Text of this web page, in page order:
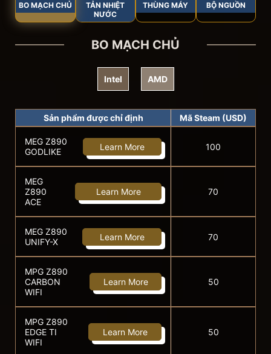
BO MẠCH CHỦ
TẢN NHIỆT
NƯỚC
THÙNG MÁY BỘ NGUỒN
BO MẠCH CHỦ
Intel AMD
Sản phẩm được chỉ định Mã Steam (USD)
MEG Z890
GODLIKE
Learn More 100
MEG
Z890
ACE
Learn More 70
MEG Z890
UNIFY-X
Learn More 70
MPG Z890
CARBON
WIFI
Learn More 50
MPG Z890
EDGE TI
WIFI
Learn More 50